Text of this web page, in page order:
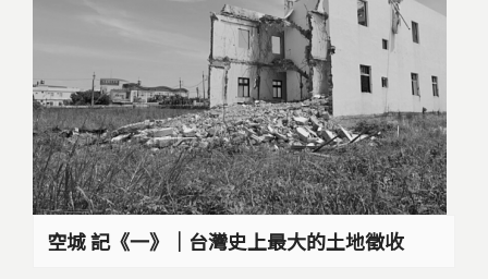
空城 記《一》｜台灣史上最大的土地徵收